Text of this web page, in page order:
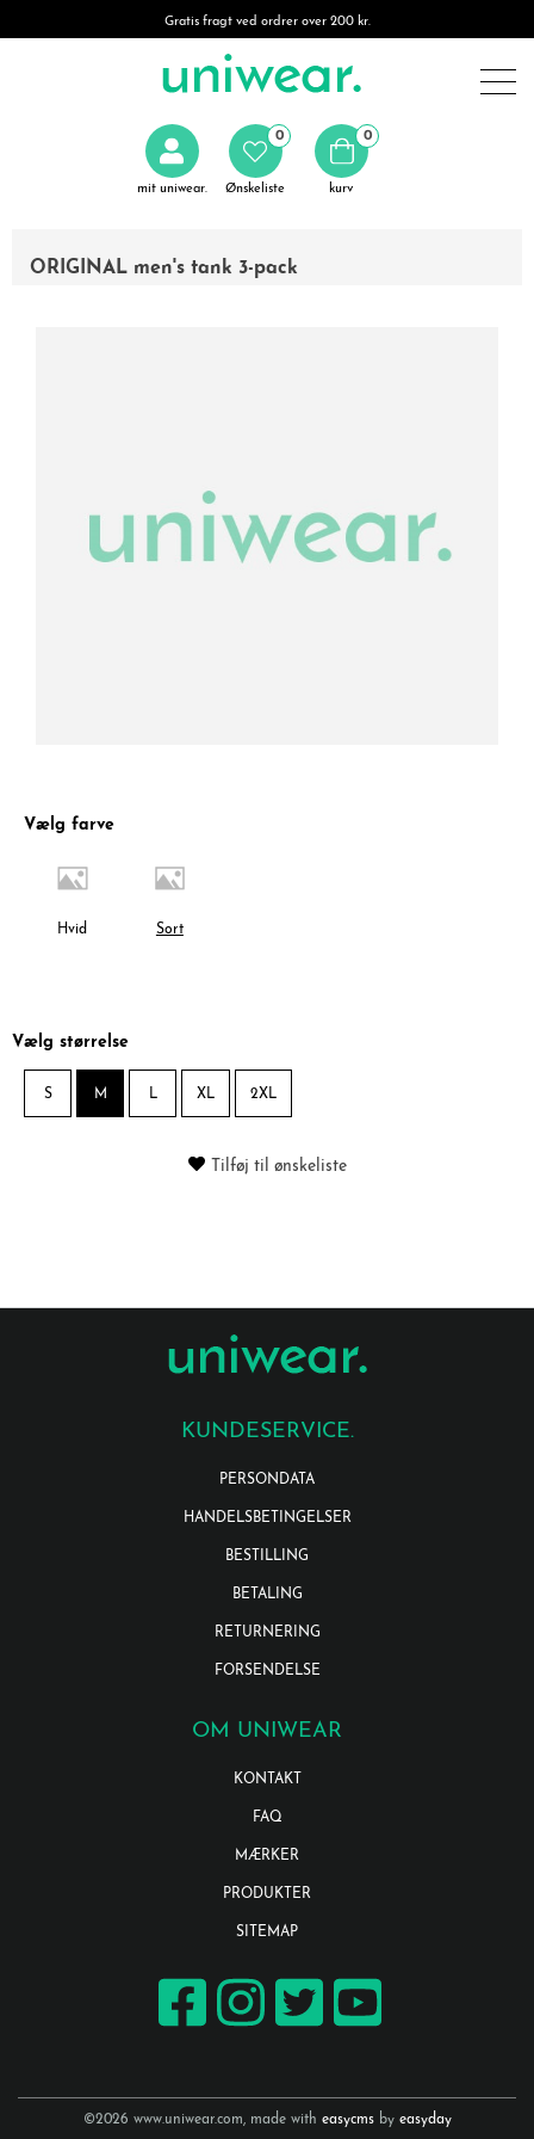
Gratis fragt ved ordrer over 200 kr.
mit uniwear. Ønskeliste
0 0
kurv
ORIGINAL men's tank 3-pack
Vælg farve
Hvid Sort
Vælg størrelse
S M L XL 2XL
Tilføj til ønskeliste
KUNDESERVICE.
PERSONDATA
HANDELSBETINGELSER
BESTILLING
BETALING
RETURNERING
FORSENDELSE
OM UNIWEAR
KONTAKT
FAQ
MÆRKER
PRODUKTER
SITEMAP
©2026 www.uniwear.com, made with easycmsby easyday